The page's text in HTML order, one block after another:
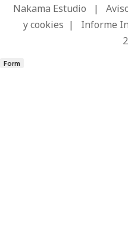
Nakama Estudio |
y cookies | Informe
Form